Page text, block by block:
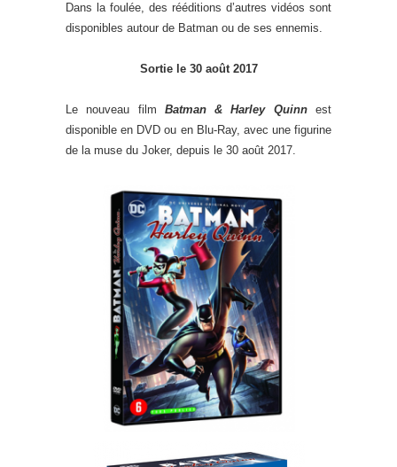
Dans la foulée, des rééditions d’autres vidéos sont
disponibles autour de Batman ou de ses ennemis.
Sortie le 30 août 2017
Le nouveau film Batman & Harley Quinnest
disponible en DVD ou en Blu-Ray, avec une figurine
de la muse du Joker, depuis le 30 août 2017.